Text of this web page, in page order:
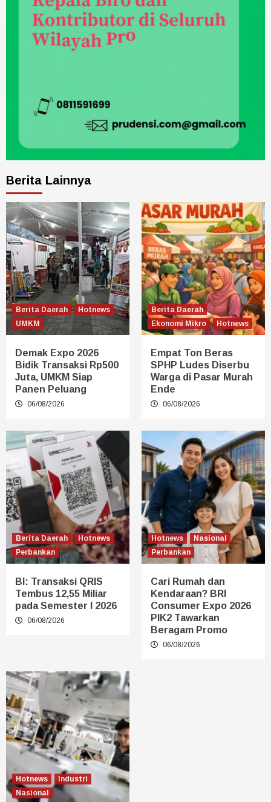
Berita Lainnya
Berita Daerah
Hotnews
UMKM
Demak Expo 2026
Bidik Transaksi Rp500
Juta, UMKM Siap
Panen Peluang
06/08/2026
Berita Daerah
Ekonomi Mikro
Hotnews
Empat Ton Beras
SPHP Ludes Diserbu
Warga di Pasar Murah
Ende
06/08/2026
Berita Daerah
Hotnews
Perbankan
BI: Transaksi QRIS
Tembus 12,55 Miliar
pada Semester I 2026
06/08/2026
Hotnews
Nasional
Perbankan
Cari Rumah dan
Kendaraan? BRI
Consumer Expo 2026
PIK2 Tawarkan
Beragam Promo
06/08/2026
Hotnews
Industri
Nasional